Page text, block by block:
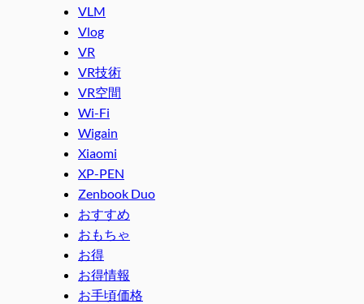
VLM
Vlog
VR
VR技術
VR空間
Wi-Fi
Wigain
Xiaomi
XP-PEN
Zenbook Duo
おすすめ
おもちゃ
お得
お得情報
お手頃価格